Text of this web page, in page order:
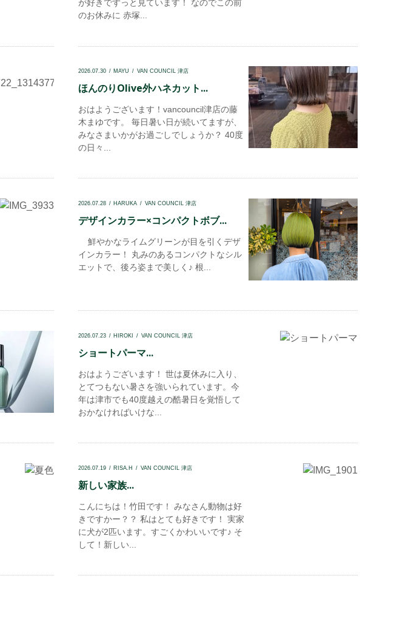
が好きでずっと見ています！ なのでこの前
のお休みに 赤塚...
2026.07.30 MAYU VAN COUNCIL 津店
ほんのりOlive外ハネカット...
おはようございます！vancouncil津店の藤
木まゆです。 毎日暑い日が続いてますが、
みなさまいかがお過ごしでしょうか？ 40度
の日々...
2026.07.28 HARUKA VAN COUNCIL 津店
デザインカラー×コンパクトボブ...
鮮やかなライムグリーンが目を引くデザ
インカラー！ 丸みのあるコンパクトなシル
エットで、後ろ姿まで美しく♪ 根...
2026.07.23 HIROKI VAN COUNCIL 津店
ショートパーマ...
おはようございます！ 世は夏休みに入り、
とてつもない暑さを強いられています。今
年は津市でも40度越えの酷暑日を覚悟して
おかなければいけな...
2026.07.19 RISA.H VAN COUNCIL 津店
新しい家族...
こんにちは！竹田です！ みなさん動物は好
きですかー？？ 私はとても好きです！ 実家
に犬が2匹います。すごくかわいいです♪ そ
して！新しい...